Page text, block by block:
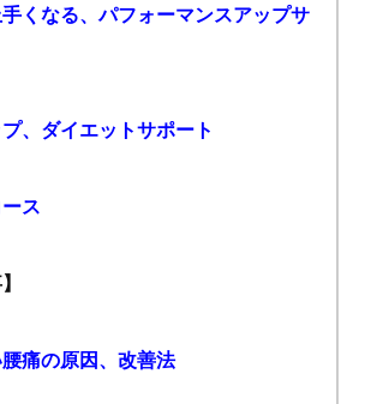
くなる、パフォーマンスアップサ
、ダイエットサポート
ス
痛の原因、改善法